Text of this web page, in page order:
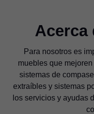
Acerca
Para nosotros es
muebles que
sistemas de
extraíbles y sistemas
los servicios y ayudas